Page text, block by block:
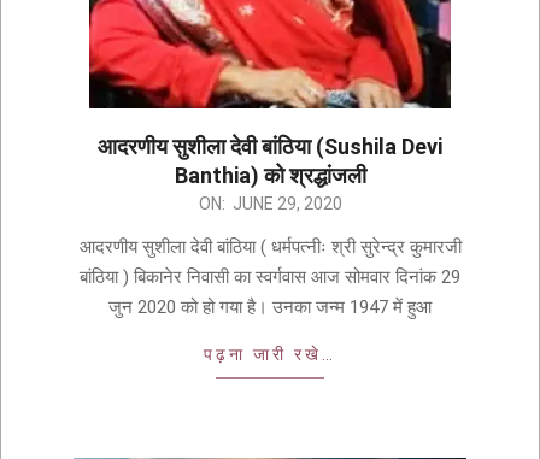
आदरणीय सुशीला देवी बांठिया (Sushila Devi
Banthia) को श्रद्धांजली
ON: JUNE 29, 2020
आदरणीय सुशीला देवी बांठिया ( धर्मपत्नीः श्री सुरेन्द्र कुमारजी
बांठिया ) बिकानेर निवासी का स्वर्गवास आज सोमवार दिनांक 29
जुन 2020 को हो गया है। उनका जन्म 1947 में हुआ
पढ़ना जारी रखे…